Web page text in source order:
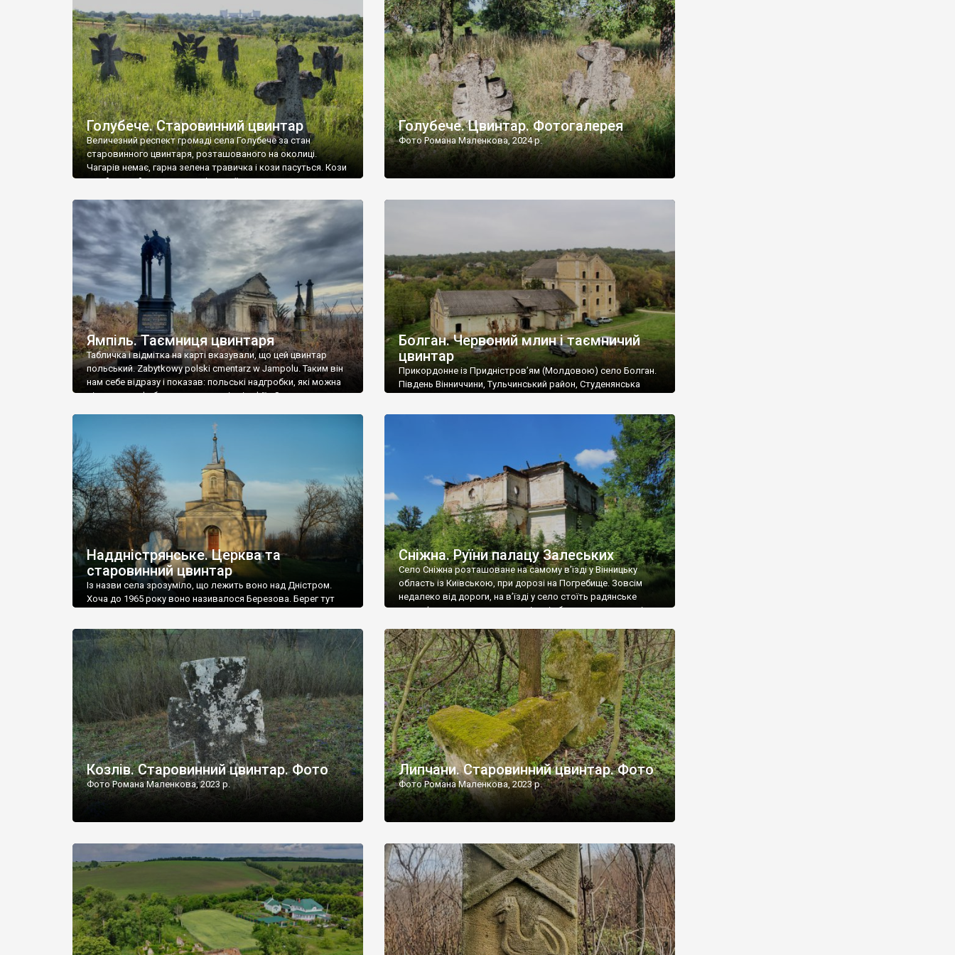
[…]
Голубече. Старовинний цвинтар
Величезний респект громаді села Голубече за стан
старовинного цвинтаря, розташованого на околиці.
Чагарів немає, гарна зелена травичка і кози пасуться. Кози
– найкращий регулятор шкідливої, для старих кладовищ,
бруньками, кози ті бруньки обгризають, бо то улюблений
делікатес. На цвинтарі у Голубечому ціла колекція
різноманітних форм хрестів. Село відносно невелике, […]
Голубече. Цвинтар. Фотогалерея
Фото Романа Маленкова, 2024 р.
Ямпіль. Таємниця цвинтаря
Табличка і відмітка на карті вказували, що цей цвинтар
польський. Zabytkowy polski cmentarz w Jampolu. Таким він
нам себе відразу і показав: польські надгробки, які можна
віднести до фабричних, польські епітафії… Загалом цвинтар
виявилося більше семи гектарів. Перше враження про
абсолютну звичайність польського цвинтаря виявилося
оманливим – […]
Болган. Червоний млин і таємничий
цвинтар
Прикордонне із Придністров’ям (Молдовою) село Болган.
Південь Вінниччини, Тульчинський район, Студенянська
старовинний цвинтар із кам’яними хрестами. Всі епітафії, які
збереглися, написані кирилицею, церковнослов’янською
мовою. За всіма традиційними ознаками – цвинтар
український. Хрести датуються 19 століттям. У 1924-1940
роках Болган […]
Наддністрянське. Церква та
старовинний цвинтар
Із назви села зрозуміло, що лежить воно над Дністром.
Хоча до 1965 року воно називалося Березова. Берег тут
Наддністрянське відрізняється від більшості навколишніх
сіл. У селі є мурована Михайлівська церква. Точної дати […]
Сніжна. Руїни палацу Залеських
Село Сніжна розташоване на самому в’їзді у Вінницьку
область із Київською, при дорозі на Погребище. Зовсім
недалеко від дороги, на в’їзді у село стоїть радянське
рельєфне пано, яке показує жінку і яблуню, а трохи далі,
дороги їх не видно, але видно дві стареньких колії у траві –
[…]
Козлів. Старовинний цвинтар. Фото
Фото Романа Маленкова, 2023 р.
Липчани. Старовинний цвинтар. Фото
Фото Романа Маленкова, 2023 р.